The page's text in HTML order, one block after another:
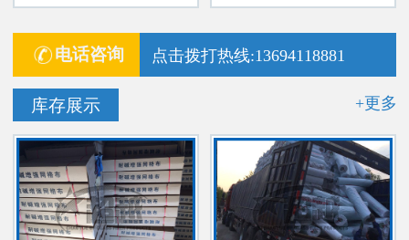
电话咨询 点击拨打热线:13694118881
库存展示 +更多